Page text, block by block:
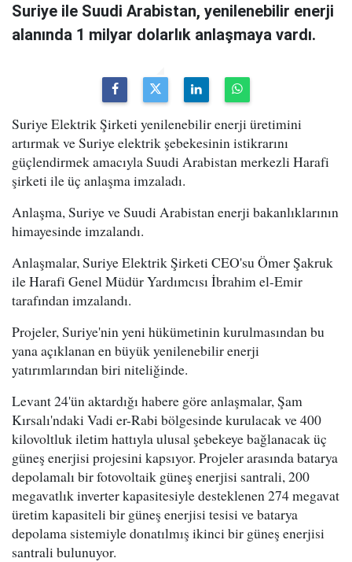
Suriye ile Suudi Arabistan, yenilenebilir enerji
alanında 1 milyar dolarlık anlaşmaya vardı.
Suriye Elektrik Şirketi yenilenebilir enerji üretimini
artırmak ve Suriye elektrik şebekesinin istikrarını
güçlendirmek amacıyla Suudi Arabistan merkezli Harafi
şirketi ile üç anlaşma imzaladı.
Anlaşma, Suriye ve Suudi Arabistan enerji bakanlıklarının
himayesinde imzalandı.
Anlaşmalar, Suriye Elektrik Şirketi CEO'su Ömer Şakruk
ile Harafi Genel Müdür Yardımcısı İbrahim el-Emir
tarafından imzalandı.
Projeler, Suriye'nin yeni hükümetinin kurulmasından bu
yana açıklanan en büyük yenilenebilir enerji
yatırımlarından biri niteliğinde.
Levant 24'ün aktardığı habere göre anlaşmalar, Şam
Kırsalı'ndaki Vadi er-Rabi bölgesinde kurulacak ve 400
kilovoltluk iletim hattıyla ulusal şebekeye bağlanacak üç
güneş enerjisi projesini kapsıyor. Projeler arasında batarya
depolamalı bir fotovoltaik güneş enerjisi santrali, 200
megavatlık inverter kapasitesiyle desteklenen 274 megavat
üretim kapasiteli bir güneş enerjisi tesisi ve batarya
depolama sistemiyle donatılmış ikinci bir güneş enerjisi
santrali bulunuyor.